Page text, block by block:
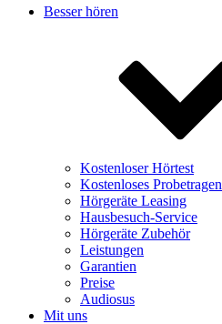
Besser hören
Kostenloser Hörtest
Kostenloses Probetragen
Hörgeräte Leasing
Hausbesuch-Service
Hörgeräte Zubehör
Leistungen
Garantien
Preise
Audiosus
Mit uns